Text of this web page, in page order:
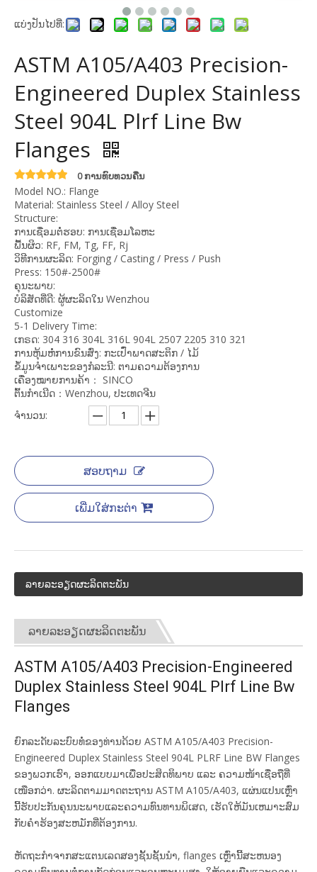
ແບ່ງປັນໄປທີ່:
ASTM A105/A403 Precision-
Engineered Duplex Stainless
Steel 904L Plrf Line Bw
Flanges
0 ການທົບທວນຄືນ
Model NO.: Flange
Material: Stainless Steel / Alloy Steel
Structure:
ການເຊື່ອມຕໍ່ຮອບ: ການເຊື່ອມໂລຫະ
ພື້ນຜິວ: RF, FM, Tg, FF, Rj
ວິທີການຜະລິດ: Forging / Casting / Press / Push
Press: 150#-2500#
ຄຸນະພາບ:
ບໍລິສັດທີ່ດີ: ຜູ້ຜະລິດໃນ Wenzhou
Customize
5-1 Delivery Time:
ເກຣດ: 304 316 304L 316L 904L 2507 2205 310 321
ການຫຸ້ມຫໍ່ການຂົນສົ່ງ: ກະເປົ໋າພາດສະຕິກ / ໄມ້
ຂໍ້ມູນຈໍາເພາະຂອງກໍລະນີ: ຕາມຄວາມຕ້ອງການ
ເຄື່ອງໝາຍການຄ້າ： SINCO
ຕົ້ນກໍາເນີດ：Wenzhou, ປະເທດຈີນ
ຈໍານວນ:
ສອບຖາມ
ເພີ່ມໃສ່ກະຕ່າ
ລາຍ​ລະ​ອຽດ​ຜະ​ລິດ​ຕະ​ພັນ
ລາຍ​ລະ​ອຽດ​ຜະ​ລິດ​ຕະ​ພັນ
ASTM A105/A403 Precision-Engineered
Duplex Stainless Steel 904L Plrf Line Bw
Flanges
ຍົກລະດັບລະບົບທໍ່ຂອງທ່ານດ້ວຍ ASTM A105/A403 Precision-
Engineered Duplex Stainless Steel 904L PLRF Line BW Flanges
ຂອງພວກເຮົາ, ອອກແບບມາເພື່ອປະສິດທິພາບ ແລະ ຄວາມໜ້າເຊື່ອຖືທີ່
ເໜືອກວ່າ. ຜະລິດຕາມມາດຕະຖານ ASTM A105/A403, ແຜ່ນແປນເຫຼົ່າ
ນີ້ຮັບປະກັນຄຸນນະພາບແລະຄວາມທົນທານພິເສດ, ເຮັດໃຫ້ມັນເຫມາະສົມ
ກັບຄໍາຮ້ອງສະຫມັກທີ່ຕ້ອງການ.
ຫັດຖະກໍາຈາກສະແຕນເລດສອງຊັ້ນຊັ້ນນໍາ, flanges ເຫຼົ່ານີ້ສະຫນອງ